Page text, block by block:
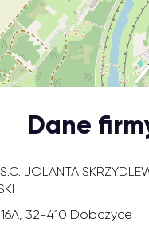
Dane
S.C. JOLANTA
32-410 Dobczyce